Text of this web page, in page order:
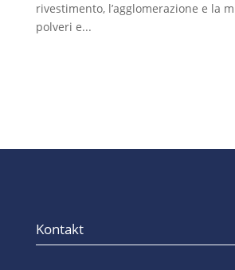
rivestimento, l’agglomerazione e la
polveri e...
Kontakt